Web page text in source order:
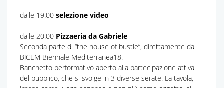
dalle 19.00 selezione video
dalle 20.00 Pizzaeria da Gabriele
Seconda parte di “the house of bustle”, direttamente da
BJCEM Biennale Mediterranea18.
Banchetto performativo aperto alla partecipazione attiva
del pubblico, che si svolge in 3 diverse serate. La tavola,